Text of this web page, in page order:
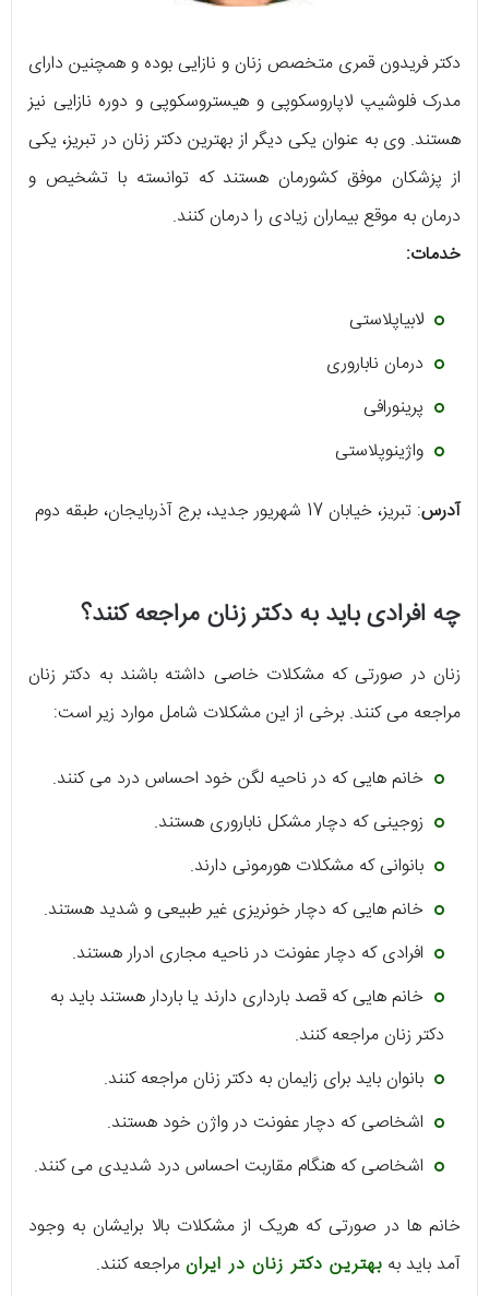
دکتر فریدون قمری متخصص زنان و نازایی بوده و همچنین دارای
مدرک فلوشیپ لاپاروسکوپی و هیستروسکوپی و دوره نازایی نیز
هستند. وی به عنوان یکی دیگر از بهترین دکتر زنان در تبریز، یکی
از پزشکان موفق کشورمان هستند که توانسته با تشخیص و
درمان به موقع بیماران زیادی را درمان کنند.
خدمات:
لابیاپلاستی
درمان ناباروری
پرینورافی
واژینوپلاستی
آدرس: تبریز، خیابان 17 شهریور جدید، برج آذربایجان، طبقه دوم
چه افرادی باید به دکتر زنان مراجعه کنند؟
زنان در صورتی که مشکلات خاصی داشته باشند به دکتر زنان
مراجعه می کنند. برخی از این مشکلات شامل موارد زیر است:
خانم هایی که در ناحیه لگن خود احساس درد می کنند.
زوجینی که دچار مشکل ناباروری هستند.
بانوانی که مشکلات هورمونی دارند.
خانم هایی که دچار خونریزی غیر طبیعی و شدید هستند.
افرادی که دچار عفونت در ناحیه مجاری ادرار هستند.
خانم هایی که قصد بارداری دارند یا باردار هستند باید به
دکتر زنان مراجعه کنند.
بانوان باید برای زایمان به دکتر زنان مراجعه کنند.
اشخاصی که دچار عفونت در واژن خود هستند.
اشخاصی که هنگام مقاربت احساس درد شدیدی می کنند.
خانم ها در صورتی که هریک از مشکلات بالا برایشان به وجود
آمد باید به بهترین دکتر زنان در ایرانمراجعه کنند.